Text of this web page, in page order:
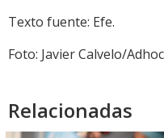
Texto fuente: Efe.
Foto: Javier Calvelo/
Relacionadas